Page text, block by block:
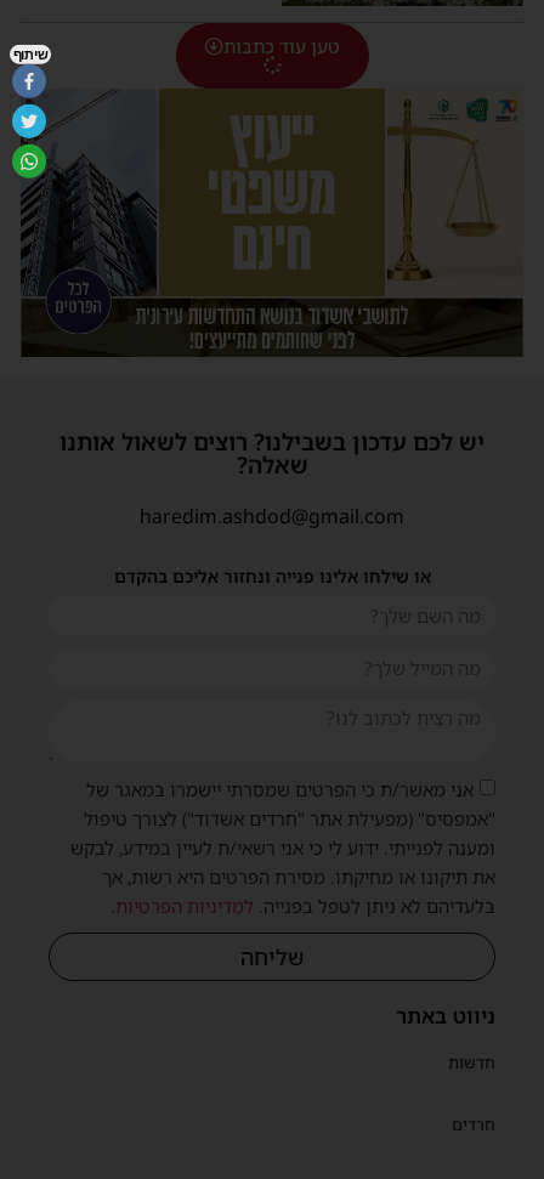
טען עוד כתבות
ניווט באתר
חדשות
חרדים
יש לכם עדכון בשבילנו? רוצים לשאול אותנו
שאלה?
haredim.ashdod@gmail.com
או שילחו אלינו פנייה ונחזור אליכם בהקדם
אני מאשר/ת כי הפרטים שמסרתי יישמרו במאגר של
"אמפסיס" (מפעילת אתר "חרדים אשדוד") לצורך טיפול
ומענה לפנייתי. ידוע לי כי אני רשאי/ת לעיין במידע, לבקש
את תיקונו או מחיקתו. מסירת הפרטים היא רשות, אך
בלעדיהם לא ניתן לטפל בפנייה. למדיניות הפרטיות.
שליחה
שיתוף